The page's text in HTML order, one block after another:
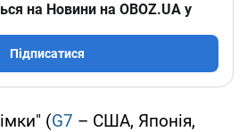
на Новини на OBOZ.UA у
Підписатися
(G7 – США, Японія,